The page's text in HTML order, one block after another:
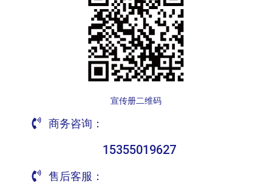
宣传册二维码
商务咨询：
15355019627
售后客服：